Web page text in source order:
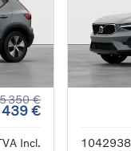
350 €
439 €
Incl.